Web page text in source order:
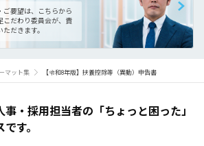
ご要望は、こちらから
こだわり委員会が、責
だきます。
マット集 【令和8年版】扶養控除等（異動）申告書
・採用担当者の「ちょっと困った」
す。